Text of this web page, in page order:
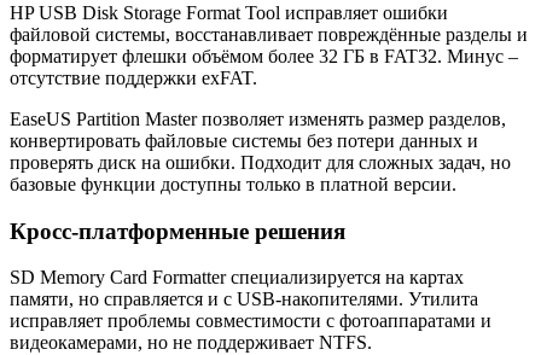
HP USB Disk Storage Format Tool исправляет ошибки
файловой системы, восстанавливает повреждённые разделы и
форматирует флешки объёмом более 32 ГБ в FAT32. Минус –
отсутствие поддержки exFAT.
EaseUS Partition Master позволяет изменять размер разделов,
конвертировать файловые системы без потери данных и
проверять диск на ошибки. Подходит для сложных задач, но
базовые функции доступны только в платной версии.
Кросс-платформенные решения
SD Memory Card Formatter специализируется на картах
памяти, но справляется и с USB-накопителями. Утилита
исправляет проблемы совместимости с фотоаппаратами и
видеокамерами, но не поддерживает NTFS.